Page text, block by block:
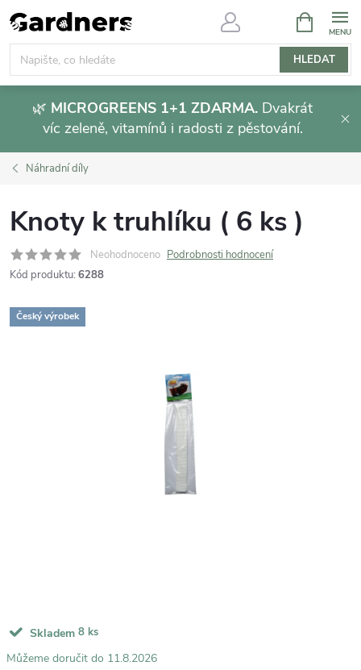
Přejít
na
obsah
HLEDAT
NÁKUPNÍ
KOŠÍK
🌿 MICROGREENS 1+1 ZDARMA. Dvakrát
víc zeleně, vitamínů i radosti z pěstování.
Náhradní díly
Knoty k truhlíku ( 6 ks )
Neohodnoceno Podrobnosti hodnocení
Kód produktu: 6288
Český výrobek
Skladem 8 ks
11.8.2026